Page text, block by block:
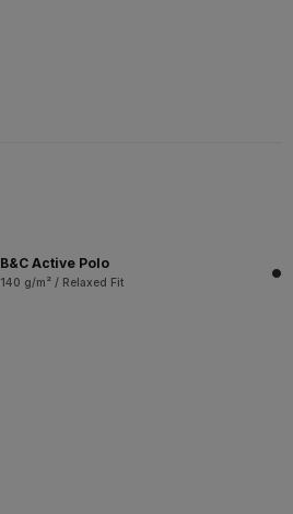
B&C Active Polo
140 g/m² / Relaxed Fit